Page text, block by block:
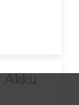
Akku